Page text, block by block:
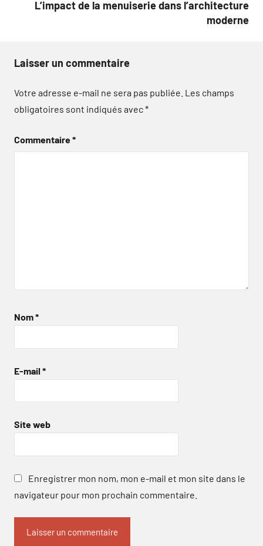
L’impact de la menuiserie dans l’architecture
moderne
Laisser un commentaire
Votre adresse e-mail ne sera pas publiée. Les champs
obligatoires sont indiqués avec*
Commentaire*
Nom*
E-mail *
Site web
Enregistrer mon nom, mon e-mail et mon site dans le
navigateur pour mon prochain commentaire.